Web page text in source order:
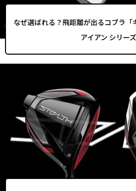
なぜ選ばれる？飛距離が出るコブラ「
アイアン シリーズ